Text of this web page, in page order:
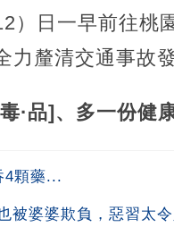
）日一早前往桃
力釐清交通事故
·品]、多一份健
4顆藥...
被婆婆欺負，惡習太